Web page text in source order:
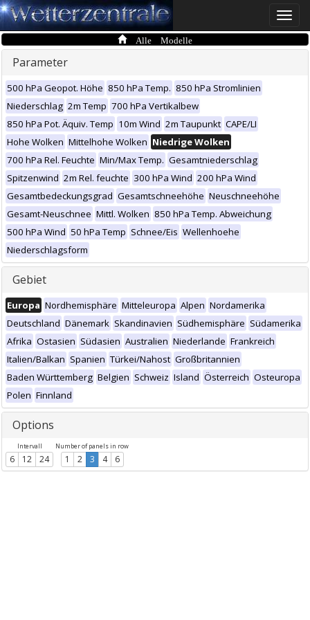
Toggle
Alle Modelle
Parameter
500 hPa Geopot. Höhe 850 hPa Temp. 850 hPa Stromlinien
Niederschlag 2m Temp 700 hPa Vertikalbew
850 hPa Pot. Äquiv. Temp 10m Wind 2m Taupunkt CAPE/LI
Hohe Wolken Mittelhohe Wolken Niedrige Wolken
700 hPa Rel. Feuchte Min/Max Temp. Gesamtniederschlag
Spitzenwind 2m Rel. feuchte 300 hPa Wind 200 hPa Wind
Gesamtbedeckungsgrad Gesamtschneehöhe Neuschneehöhe
Gesamt-Neuschnee Mittl. Wolken 850 hPa Temp. Abweichung
500 hPa Wind 50 hPa Temp Schnee/Eis Wellenhoehe
Niederschlagsform
Gebiet
Europa Nordhemisphäre Mitteleuropa Alpen Nordamerika
Deutschland Dänemark Skandinavien Südhemisphäre Südamerika
Afrika Ostasien Südasien Australien Niederlande Frankreich
Italien/Balkan Spanien Türkei/Nahost Großbritannien
Baden Württemberg Belgien Schweiz Island Österreich Osteuropa
Polen Finnland
Options
Intervall
6 12 24
Number of panels in row
1 2 3 4 6